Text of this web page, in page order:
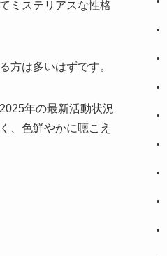
ミステリアスな性格
方は多いはずです。
年の最新活動状況
、色鮮やかに聴こえ